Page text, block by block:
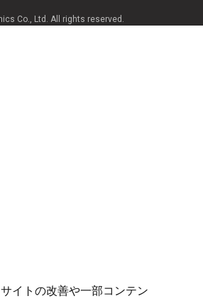
イトの改善や一部コンテン
Co., Ltd. All rights reserved.